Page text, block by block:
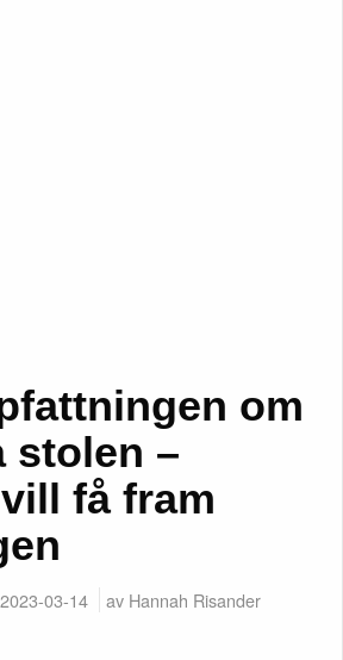
om
stolen –
få fram
2023-03-14 av Hannah Risander